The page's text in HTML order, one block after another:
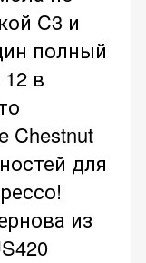
C3 и
полный
в
Chestnut
для
из